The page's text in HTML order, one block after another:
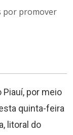
por promover
Piauí, por meio
quinta-feira
litoral do